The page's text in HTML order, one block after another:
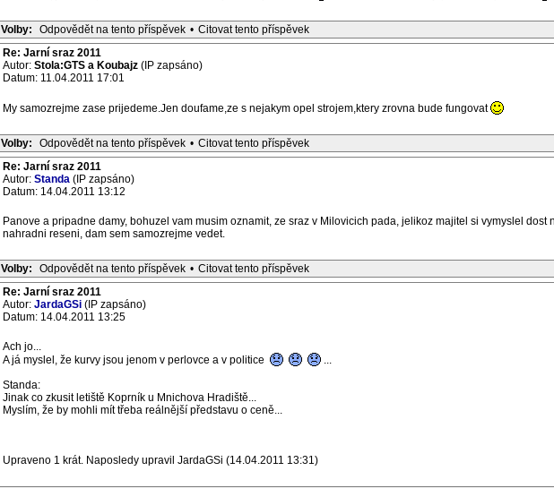
Volby: Odpovědět na tento příspěvek • Citovat tento příspěvek
Re: Jarní sraz 2011
Autor: Stola:GTS a Koubajz (IP zapsáno)
Datum: 11.04.2011 17:01
My samozrejme zase prijedeme.Jen doufame,ze s nejakym opel strojem,ktery zrovna bude fungovat
Volby: Odpovědět na tento příspěvek • Citovat tento příspěvek
Re: Jarní sraz 2011
Autor: Standa (IP zapsáno)
Datum: 14.04.2011 13:12
Panove a pripadne damy, bohuzel vam musim oznamit, ze sraz v Milovicich pada, jelikoz majitel si vymyslel dost
nahradni reseni, dam sem samozrejme vedet.
Volby: Odpovědět na tento příspěvek • Citovat tento příspěvek
Re: Jarní sraz 2011
Autor: JardaGSi (IP zapsáno)
Datum: 14.04.2011 13:25
Ach jo...
A já myslel, že kurvy jsou jenom v perlovce a v politice
...
Standa:
Jinak co zkusit letiště Koprník u Mnichova Hradiště...
Myslím, že by mohli mít třeba reálnější představu o ceně...
Upraveno 1 krát. Naposledy upravil JardaGSi (14.04.2011 13:31)